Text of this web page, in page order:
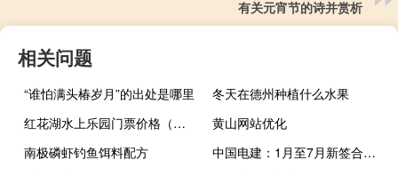
有关元宵节的诗并赏析
相关问题
“谁怕满头椿岁月”的出处是哪里
冬天在德州种植什么水果
红花湖水上乐园门票价格（红花湖水上乐园门票）
黄山网站优化
南极磷虾钓鱼饵料配方
中国电建：1月至7月新签合同金额合计6547.11亿元 同比增长5.73%